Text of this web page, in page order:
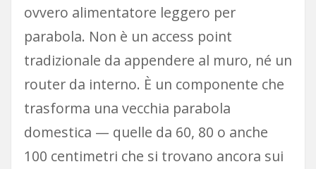
ovvero alimentatore leggero per
parabola. Non è un access point
tradizionale da appendere al muro, né un
router da interno. È un componente che
trasforma una vecchia parabola
domestica — quelle da 60, 80 o anche
100 centimetri che si trovano ancora sui